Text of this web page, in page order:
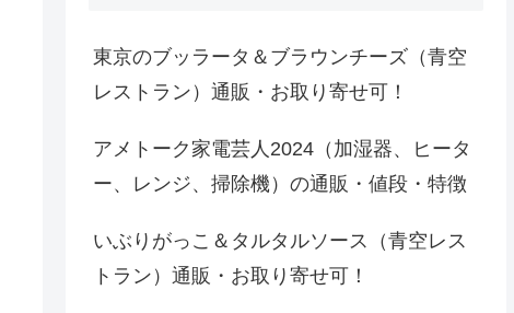
東京のブッラータ＆ブラウンチーズ（青空
レストラン）通販・お取り寄せ可！
アメトーク家電芸人2024（加湿器、ヒータ
ー、レンジ、掃除機）の通販・値段・特徴
いぶりがっこ＆タルタルソース（青空レス
トラン）通販・お取り寄せ可！